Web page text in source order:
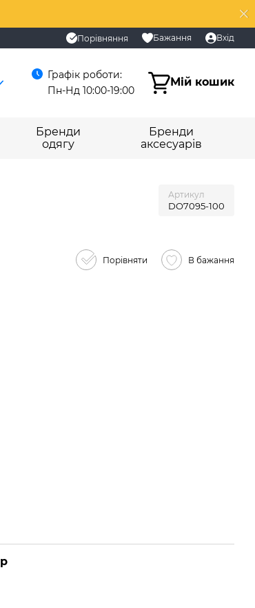
Порівняння Бажання Вхід
Графік роботи:
Пн-Нд 10:00-19:00
Мій кошик
Бренди
одягу
Бренди
аксесуарів
Артикул
DO7095-100
Порівняти В бажання